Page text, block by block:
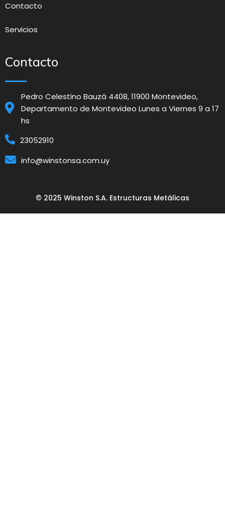
Contacto
Servicios
Contacto
Pedro Celestino Bauzá 4408, 11900 Montevideo,
Departamento de Montevideo Lunes a Viernes 9 a 17
hs
23052910
info@winstonsa.com.uy
© 2025 Winston S.A. Estructuras Metálicas